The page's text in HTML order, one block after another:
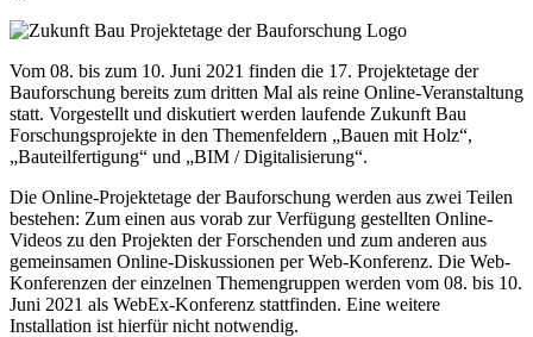
Vom 08. bis zum 10. Juni 2021 finden die 17. Projektetage der
Bauforschung bereits zum dritten Mal als reine Online-Veranstaltung
statt. Vorgestellt und diskutiert werden laufende Zukunft Bau
Forschungsprojekte in den Themenfeldern „Bauen mit Holz“,
„Bauteilfertigung“ und „BIM / Digitalisierung“.
Die Online-Projektetage der Bauforschung werden aus zwei Teilen
bestehen: Zum einen aus vorab zur Verfügung gestellten Online-
Videos zu den Projekten der Forschenden und zum anderen aus
gemeinsamen Online-Diskussionen per Web-Konferenz. Die Web-
Konferenzen der einzelnen Themengruppen werden vom 08. bis 10.
Juni 2021 als WebEx-Konferenz stattfinden. Eine weitere
Installation ist hierfür nicht notwendig.